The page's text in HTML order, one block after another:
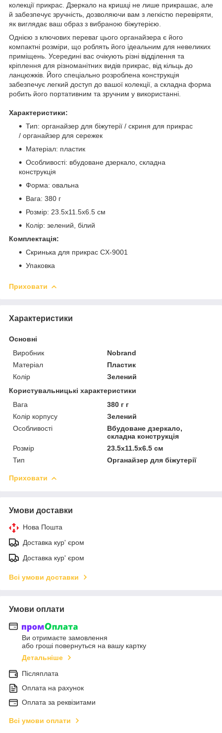
колекції прикрас. Дзеркало на кришці не лише прикрашає, але
й забезпечує зручність, дозволяючи вам з легкістю перевіряти,
як виглядає ваш образ з вибраною біжутерією.
Однією з ключових переваг цього органайзера є його
компактні розміри, що роблять його ідеальним для невеликих
приміщень. Усередині вас очікують різні відділення та
кріплення для різноманітних видів прикрас, від кільць до
ланцюжків. Його спеціально розроблена конструкція
забезпечує легкий доступ до вашої колекції, а складна форма
робить його портативним та зручним у використанні.
Характеристики:
Тип: органайзер для біжутерії / скриня для прикрас
/ органайзер для сережек
Матеріал: пластик
Особливості: вбудоване дзеркало, складна
конструкція
Форма: овальна
Вага: 380 г
Розмір: 23.5х11.5х6.5 см
Колір: зелений, білий
Комплектація:
Скринька для прикрас CX-9001
Упаковка
Приховати
Характеристики
Основні
Виробник
Nobrand
Матеріал
Пластик
Колір
Зелений
Користувальницькі характеристики
Вага
380 г г
Колір корпусу
Зелений
Особливості
Вбудоване дзеркало,
складна конструкція
Розмір
23.5х11.5х6.5 см
Тип
Органайзер для біжутерії
Приховати
Умови доставки
Нова Пошта
Доставка кур' єром
Доставка кур' єром
Всі умови доставки
Умови оплати
Ви отримаєте замовлення
або гроші повернуться на вашу картку
Детальніше
Післяплата
Оплата на рахунок
Оплата за реквізитами
Всі умови оплати